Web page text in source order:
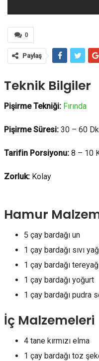
0
Paylaş
Teknik Bilgiler
Pişirme Tekniği: Fırında
Pişirme Süresi: 30 – 60 Dk
Tarifin Porsiyonu: 8 – 10
Zorluk: Kolay
Hamur
5 çay bardağı un
1 çay bardağı sıvı yağ
1 çay bardağı
1 çay bardağı yoğurt
1 çay bardağı pudra
İç Malzemeleri
4 tane kırmızı elma
1 çay bardağı toz